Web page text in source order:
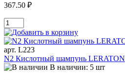
367.50 ₽
арт. L223
N2 Кислотный шампунь LERATON
В наличии: 5 шт